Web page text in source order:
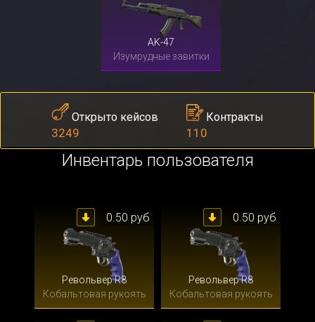
AK-47
Изумрудные завитки
Открыто кейсов
3249
Контракты
110
Инвентарь пользователя
Револьвер R8
Кобальтовая рукоять
0.50 руб
Револьвер R8
Кобальтовая рукоять
0.50 руб